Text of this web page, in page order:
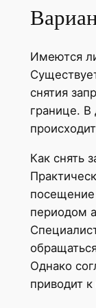
Имеются
снятия
границе. В
Как снять
периодом
Однако
приводит